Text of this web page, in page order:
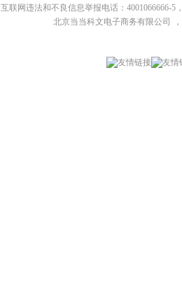
互联网违法和不良信息举报电话：4001066666-5
北京当当科文电子商务有限公司